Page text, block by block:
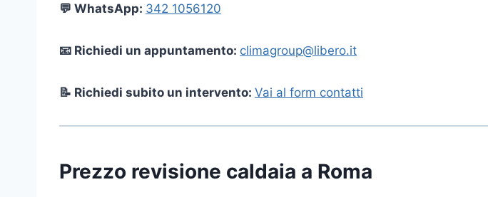
💬 WhatsApp: 342 1056120
📧 Richiedi un appuntamento: climagroup@libero.it
📝 Richiedi subito un intervento: Vai al form contatti
Prezzo revisione caldaia a Roma